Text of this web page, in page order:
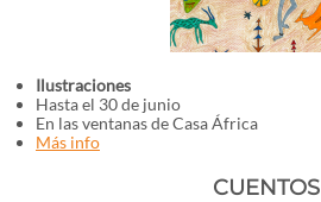
Ilustraciones
Hasta el 30 de junio
En las ventanas de Casa África
Más info
CUENTOS